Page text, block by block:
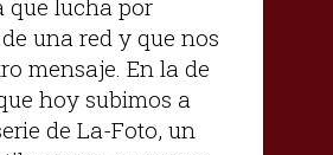
que lucha por
una red y que nos
mensaje. En la de
hoy subimos a
de La-Foto, un